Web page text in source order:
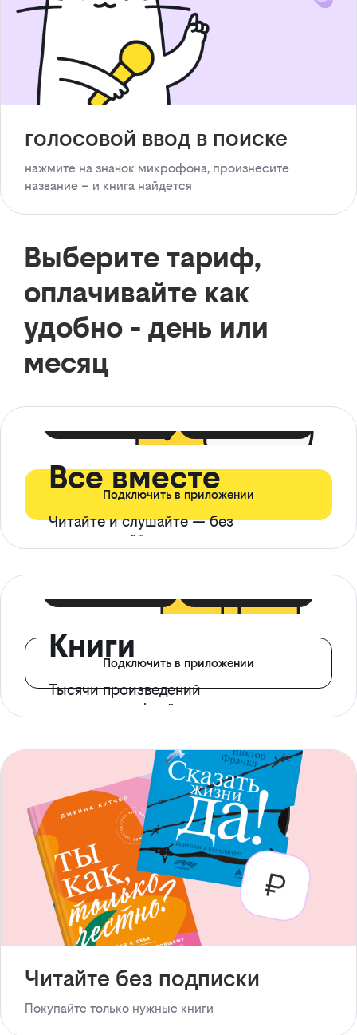
голосовой ввод в поиске
нажмите на значок микрофона, произнесите
название – и книга найдется
Выберите тариф,
оплачивайте как
удобно - день или
месяц
Все вместе
Читайте и слушайте — без
ограничений*
Подключить в приложении
Книги
Тысячи произведений
с доступом офлайн
Подключить в приложении
Читайте без подписки
Покупайте только нужные книги